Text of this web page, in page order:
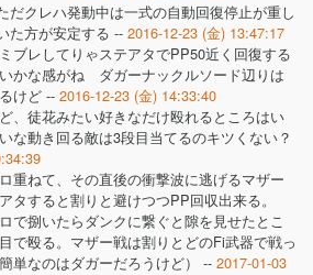
だクレハ発動中は一式の自動回復停止が重し
た方が安定する -- 2016-12-23 (金) 13:47:17
ブレしてりゃステアタでPP50近く回復する
かな感がね ダガーナックルソード辺りは
けど -- 2016-12-23 (金) 14:33:40
、徒花みたい好きなだけ殴れるところはい
な動き回る敵は3段目当てるのキツくない？
重ねて、その直後の衝撃波に逃げるマザー
タすると割りと避けつつPP回収出来る。
で捌いたらダンクに繋ぐと隙を見せたとこ
で殴る。マザー戦は割りとどのFi武器で戦っ
単なのはダガーだろうけど） -- 2017-01-03